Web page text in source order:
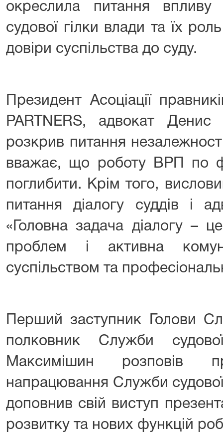
окреслила питання
судової гілки влади та їх
довіри суспільства до суду.
Президент Асоціації
PARTNERS, адвокат
розкрив питання
вважає, що роботу ВРП по
поглибити. Крім того,
питання діалогу суддів і
«Головна задача діалогу –
проблем і активна
суспільством та
Перший заступник Голови
полковник Служби
Максимішин розповів
напрацювання Служби
доповнив свій виступ
розвитку та нових функцій